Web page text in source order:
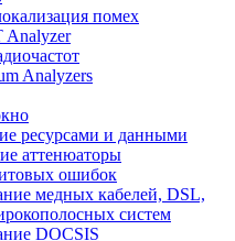
помех
Analyzer
Analyzers
ресурсами и данными
aттенюаторы
ошибок
медных кабелей, DSL,
систем
DOCSIS